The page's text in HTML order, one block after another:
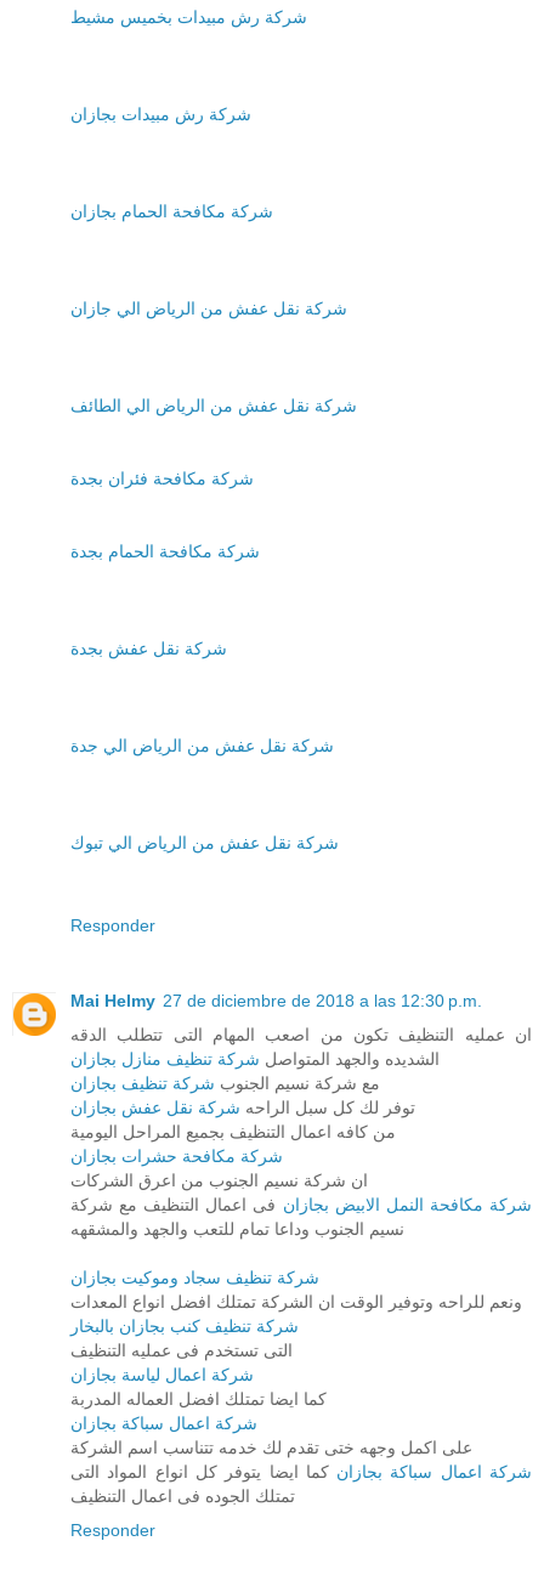
شركة رش مبيدات بخميس مشيط
شركة رش مبيدات بجازان
شركة مكافحة الحمام بجازان
شركة نقل عفش من الرياض الي جازان
شركة نقل عفش من الرياض الي الطائف
شركة مكافحة فئران بجدة
شركة مكافحة الحمام بجدة
شركة نقل عفش بجدة
شركة نقل عفش من الرياض الي جدة
شركة نقل عفش من الرياض الي تبوك
Responder
Mai Helmy 27 de diciembre de 2018 a las 12:30 p.m.
ان عمليه التنظيف تكون من اصعب المهام التى تتطلب الدقه
الشديده والجهد المتواصل شركة تنظيف منازل بجازان
مع شركة نسيم الجنوب شركة تنظيف بجازان
توفر لك كل سبل الراحه شركة نقل عفش بجازان
من كافه اعمال التنظيف بجميع المراحل اليومية
شركة مكافحة حشرات بجازان
ان شركة نسيم الجنوب من اعرق الشركات
شركة مكافحة النمل الابيض بجازان فى اعمال التنظيف مع شركة
نسيم الجنوب وداعا تمام للتعب والجهد والمشقهه
شركة تنظيف سجاد وموكيت بجازان
ونعم للراحه وتوفير الوقت ان الشركة تمتلك افضل انواع المعدات
شركة تنظيف كنب بجازان بالبخار
التى تستخدم فى عمليه التنظيف
شركة اعمال لياسة بجازان
كما ايضا تمتلك افضل العماله المدربة
شركة اعمال سباكة بجازان
على اكمل وجهه ختى تقدم لك خدمه تتناسب اسم الشركة
شركة اعمال سباكة بجازان كما ايضا يتوفر كل انواع المواد التى
تمتلك الجوده فى اعمال التنظيف
Responder